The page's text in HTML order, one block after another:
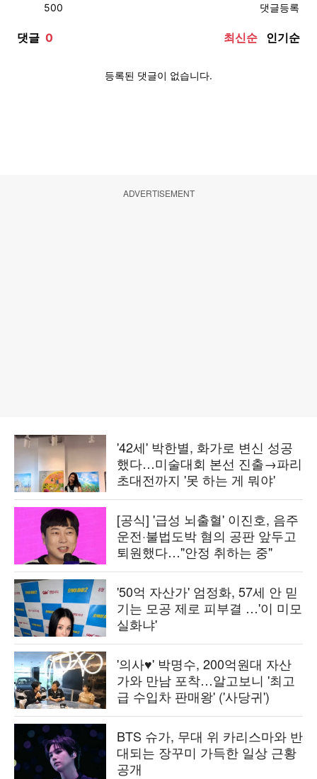
ADVERTISEMENT
'42세' 박한별, 화가로 변신 성공
했다…미술대회 본선 진출→파리
초대전까지 '못 하는 게 뭐야'
[공식] '급성 뇌출혈' 이진호, 음주
운전·불법도박 혐의 공판 앞두고
퇴원했다…"안정 취하는 중"
'50억 자산가' 엄정화, 57세 안 믿
기는 모공 제로 피부결 …'이 미모
실화냐'
'의사♥' 박명수, 200억원대 자산
가와 만남 포착…알고보니 '최고
급 수입차 판매왕' ('사당귀')
BTS 슈가, 무대 위 카리스마와 반
대되는 장꾸미 가득한 일상 근황
공개